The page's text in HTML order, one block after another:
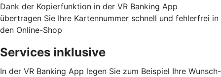
Dank der Kopierfunktion in der VR Banking App
übertragen Sie Ihre Kartennummer schnell und fehlerfrei in
den Online-Shop
Services inklusive
In der VR Banking App legen Sie zum Beispiel Ihre Wunsch-